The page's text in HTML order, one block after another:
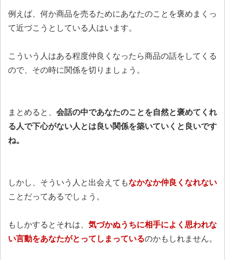
例えば、何か商品を売るためにあなたのことを褒めまくっ
て近づこうとしている人はいます。
こういう人はある程度仲良くなったら商品の話をしてくる
ので、その時に関係を切りましょう。
まとめると、 会話の中であなたのことを自然と褒めてくれ
る人で下心がない人とは良い関係を築いていくと良いです
ね。
しかし、そういう人と出会えてもなかなか仲良くなれない
ことだってあるでしょう。
もしかするとそれは、 気づかぬうちに相手によく思われな
い言動をあなたがとってしまっているのかもしれません。